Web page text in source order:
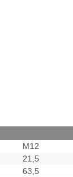
M12
21,5
63,5